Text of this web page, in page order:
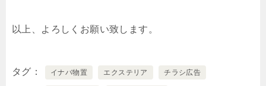
以上、よろしくお願い致します。
タグ イナバ物置 エクステリア チラシ広告